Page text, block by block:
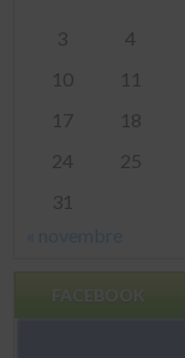
3
4
10
11
17
18
24
25
31
FACEBOOK